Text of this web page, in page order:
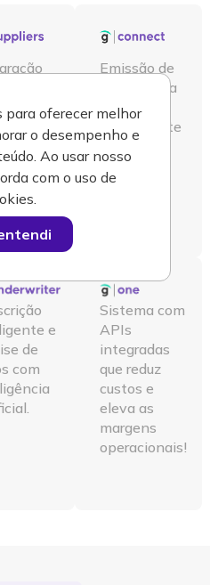
riscos!
Emissão de
apólices via
APIs
diretamente
na jornada
do cliente!
e
de
com
Sistema com
APIs
integradas
que reduz
custos e
eleva as
margens
operacionais!
para oferecer melhor
o desempenho e
Ao usar nosso
com o uso de